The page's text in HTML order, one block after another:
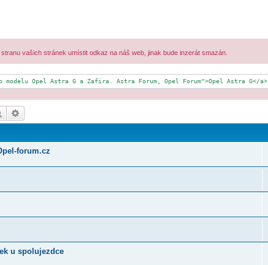
vašich stránek umístit odkaz na náš web, jinak bude inzerát smazán.
Opel Astra G a Zafira. Astra Forum, Opel Forum">Opel Astra G</a>
Hledat
forum.cz
u spolujezdce